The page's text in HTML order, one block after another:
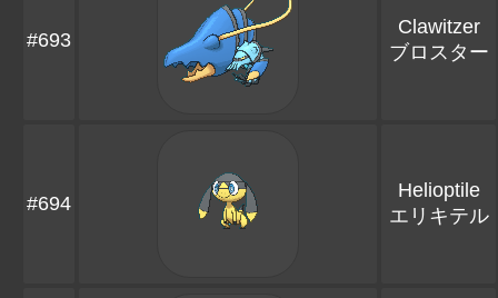
#693
Clawitzer
ブロスター
#694
Helioptile
エリキテル